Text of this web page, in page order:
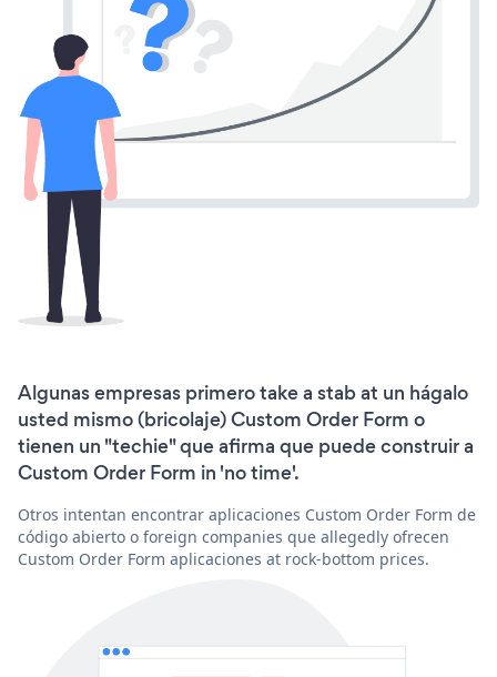
Algunas empresas primero take a stab at un hágalo
usted mismo (bricolaje) Custom Order Form o
tienen un "techie" que afirma que puede construir a
Custom Order Form in 'no time'.
Otros intentan encontrar aplicaciones Custom Order Form de
código abierto o foreign companies que allegedly ofrecen
Custom Order Form aplicaciones at rock-bottom prices.